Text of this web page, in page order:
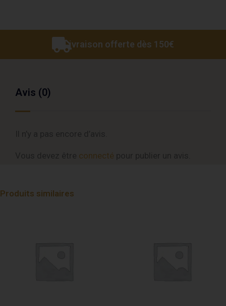
Livraison offerte dès 150€
Avis (0)
connecté
Produits similaires